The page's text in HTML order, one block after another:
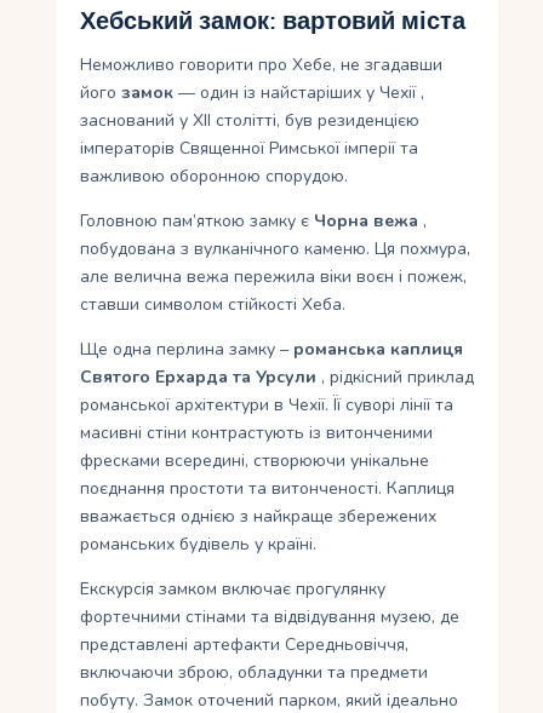
Хебський замок: вартовий міста
Неможливо говорити про Хебе, не згадавши
йогозамок — один із найстаріших у Чехії ,
заснований у XII столітті, був резиденцією
імператорів Священної Римської імперії та
важливою оборонною спорудою.
Головною пам’яткою замку є Чорна вежа ,
побудована з вулканічного каменю. Ця похмура,
але велична вежа пережила віки воєн і пожеж,
ставши символом стійкості Хеба.
Ще одна перлина замку – романська каплиця
Святого Ерхарда та Урсули , рідкісний приклад
романської архітектури в Чехії. Її суворі лінії та
масивні стіни контрастують із витонченими
фресками всередині, створюючи унікальне
поєднання простоти та витонченості. Каплиця
вважається однією з найкраще збережених
романських будівель у країні.
Екскурсія замком включає прогулянку
фортечними стінами та відвідування музею, де
представлені артефакти Середньовіччя,
включаючи зброю, обладунки та предмети
побуту. Замок оточений парком, який ідеально